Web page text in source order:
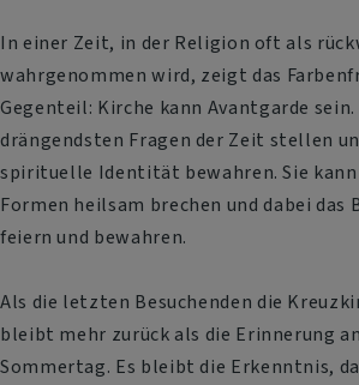
In einer Zeit, in der Religion oft als
wahrgenommen wird, zeigt das
Gegenteil: Kirche kann Avantgarde sein.
drängendsten Fragen der Zeit stellen
spirituelle Identität bewahren. Sie
Formen heilsam brechen und dabei das
feiern und bewahren.
Als die letzten Besuchenden die
bleibt mehr zurück als die Erinnerung
Sommertag. Es bleibt die Erkenntnis,